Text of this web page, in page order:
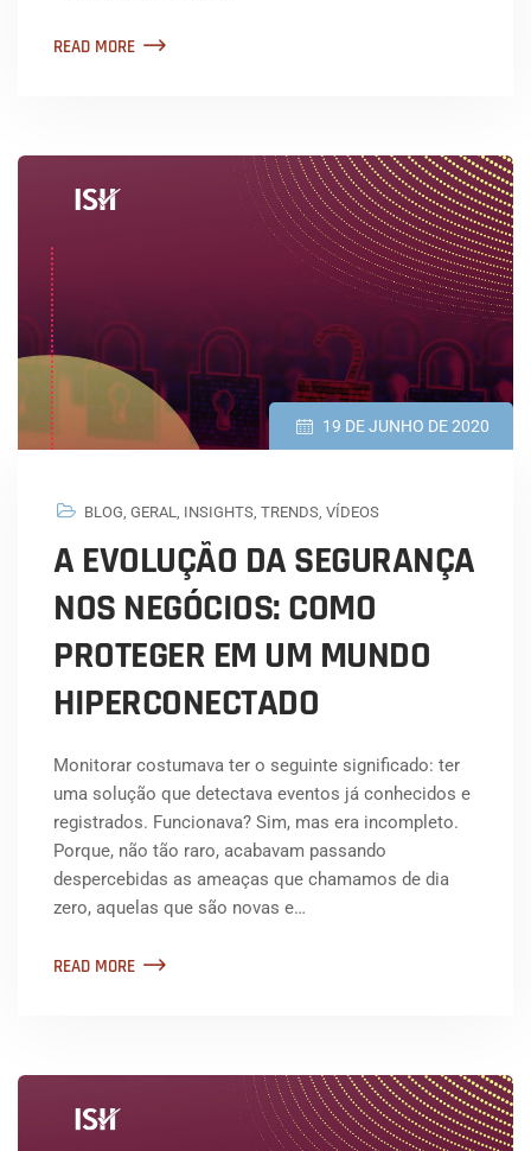
READ MORE
19 DE JUNHO DE 2020
BLOG, GERAL, INSIGHTS, TRENDS, VÍDEOS
A EVOLUÇÃO DA SEGURANÇA
NOS NEGÓCIOS: COMO
PROTEGER EM UM MUNDO
HIPERCONECTADO
Monitorar costumava ter o seguinte significado: ter
uma solução que detectava eventos já conhecidos e
registrados. Funcionava? Sim, mas era incompleto.
Porque, não tão raro, acabavam passando
despercebidas as ameaças que chamamos de dia
zero, aquelas que são novas e…
READ MORE